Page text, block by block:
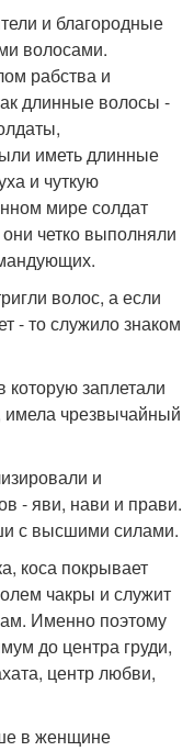
и благородные
волосами.
рабства и
длинные волосы -
иметь длинные
и чуткую
мире солдат
четко выполняли
волос, а если
- то служило знаком
которую заплетали
чрезвычайный
и
- яви, нави и прави.
с высшими силами.
коса покрывает
чакры и служит
Именно поэтому
до центра груди,
центр любви,
в женщине